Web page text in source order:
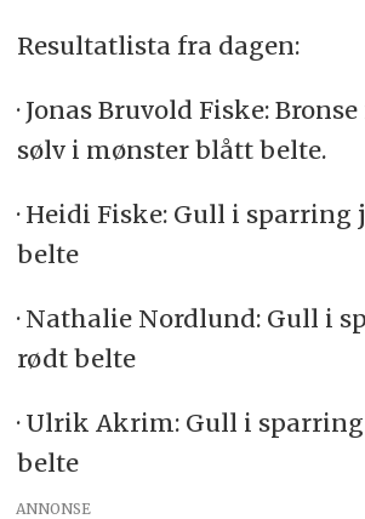
Resultatlista fra dagen:
· Jonas Bruvold Fiske:
sølv i mønster blått belte.
· Heidi Fiske: Gull i
belte
· Nathalie Nordlund: Gull i
rødt belte
· Ulrik Akrim: Gull i
belte
ANNONSE